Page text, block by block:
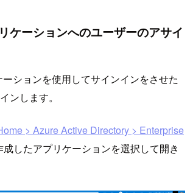
ケーションへのユーザーのアサイ
ションを使用してサインインをさせた
ンします。
> Azure Active Directory > Enterprise
成したアプリケーションを選択して開き